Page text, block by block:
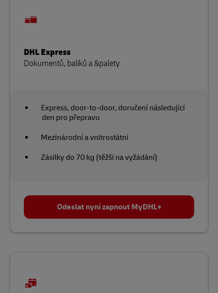
DHL Express
Dokumentů, balíků a &palety
Express, door-to-door, doručení následující
den pro přepravu
Mezinárodní a vnitrostátní
Zásilky do 70 kg (těžší na vyžádání)
Odeslat nyní zapnout MyDHL+